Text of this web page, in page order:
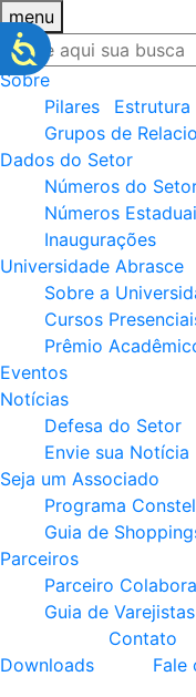
menu
Sobre
Pilares
Estrutura
Grupos de
Dados do Setor
Números do
Números
Inaugurações
Universidade Abrasce
Sobre a
Cursos
Prêmio
Eventos
Notícias
Defesa do Setor
Envie sua Notícia
Seja um Associado
Programa
Guia de
Parceiros
Parceiro
Guia de Varejistas
Downloads
Contato
Fale